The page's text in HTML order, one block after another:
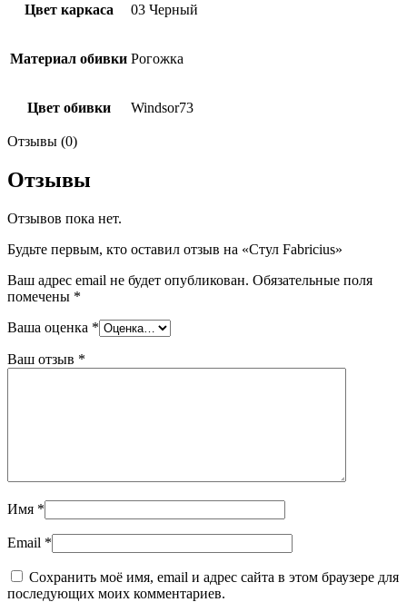
Цвет каркаса 03 Черный
Материал обивки Рогожка
Цвет обивки Windsor73
Отзывы (0)
Отзывы
Отзывов пока нет.
Будьте первым, кто оставил отзыв на «Стул Fabricius»
Ваш адрес email не будет опубликован. Обязательные поля
помечены *
Ваша оценка *
Ваш отзыв *
Имя *
Email *
Сохранить моё имя, email и адрес сайта в этом браузере для
последующих моих комментариев.